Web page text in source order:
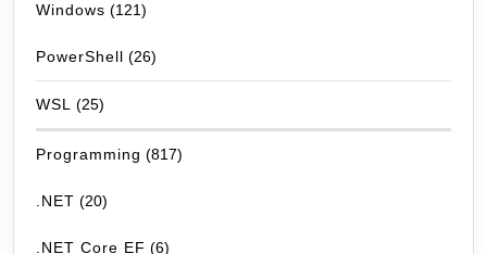
Windows (121)
PowerShell (26)
WSL (25)
Programming (817)
.NET (20)
.NET Core EF (6)